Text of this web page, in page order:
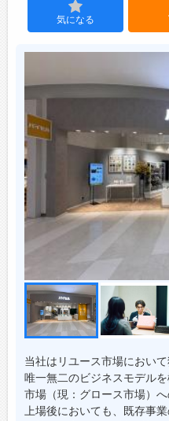
ジョブズゴーについて
会社概要
気になる
当社はリユース市場におい
唯一無二のビジネスモデル
市場（現：グロース市場）へ
上場後においても、既存事